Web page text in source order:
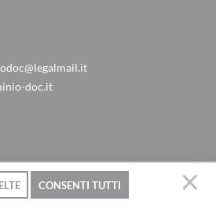
doc.it
CONSENTI TUTTI